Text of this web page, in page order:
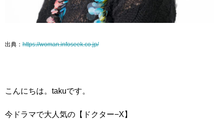
出典： https://woman.infoseek.co.jp/
こんにちは。takuです。
今ドラマで大人気の【ドクター−X】